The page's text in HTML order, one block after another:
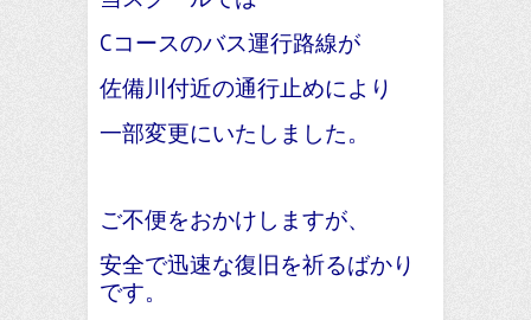
Cコースのバス運行路線が
佐備川付近の通行止めにより
一部変更にいたしました。
ご不便をおかけしますが、
安全で迅速な復旧を祈るばかり
です。